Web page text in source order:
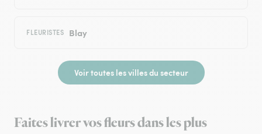
FLEURISTES Blay
Voir toutes les villes du secteur
Faites livrer vos fleurs dans les plus